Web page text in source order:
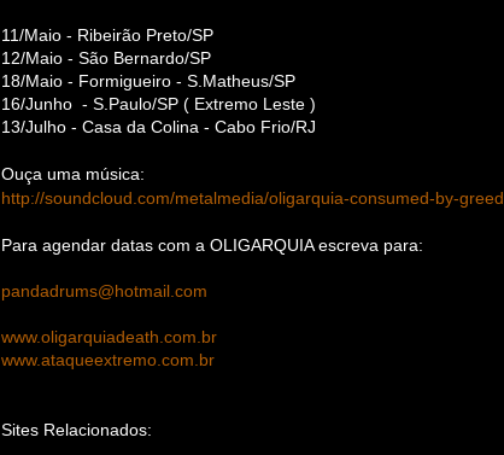
11/Maio - Ribeirão Preto/SP
12/Maio - São Bernardo/SP
18/Maio - Formigueiro - S.Matheus/SP
16/Junho - S.Paulo/SP ( Extremo Leste )
13/Julho - Casa da Colina - Cabo Frio/RJ
Ouça uma música:
http://soundcloud.com/metalmedia/oligarquia-consumed-by-greed
Para agendar datas com a OLIGARQUIA escreva para:
pandadrums@hotmail.com
www.oligarquiadeath.com.br
www.ataqueextremo.com.br
Sites Relacionados: